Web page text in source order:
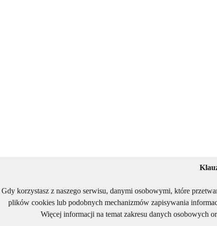
Gdy korzystasz z naszego serwisu, danymi osobowymi, które
plików cookies lub podobnych mechanizmów zapisywania
Więcej informacji na temat zakresu danych osobowych